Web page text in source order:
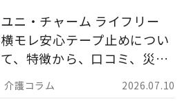
2026.07.10
ユニ・チャーム ライフリー
横モレ安心テープ止めについ
て、特徴から、口コミ、災害
備蓄としての活用法まで分か
りやすく解説します。